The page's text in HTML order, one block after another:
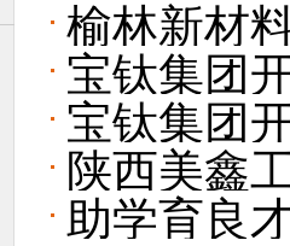
榆林新材
暖童心”儿
宝钛集团
宝钛集团
陕西美鑫
助学育良